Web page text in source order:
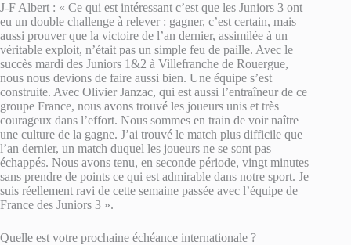
J-F Albert : « Ce qui est intéressant c’est que les Juniors 3 ont
eu un double challenge à relever : gagner, c’est certain, mais
aussi prouver que la victoire de l’an dernier, assimilée à un
véritable exploit, n’était pas un simple feu de paille. Avec le
succès mardi des Juniors 1&2 à Villefranche de Rouergue,
nous nous devions de faire aussi bien. Une équipe s’est
construite. Avec Olivier Janzac, qui est aussi l’entraîneur de ce
groupe France, nous avons trouvé les joueurs unis et très
courageux dans l’effort. Nous sommes en train de voir naître
une culture de la gagne. J’ai trouvé le match plus difficile que
l’an dernier, un match duquel les joueurs ne se sont pas
échappés. Nous avons tenu, en seconde période, vingt minutes
sans prendre de points ce qui est admirable dans notre sport. Je
suis réellement ravi de cette semaine passée avec l’équipe de
France des Juniors 3 ».
Quelle est votre prochaine échéance internationale ?